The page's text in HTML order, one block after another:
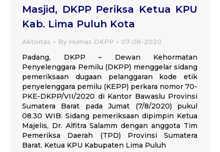
Masjid, DKPP Periksa Ketua KPU
Kab. Lima Puluh Kota
Aktivitas By Humas DKPP 07-08-2020
Padang, DKPP – Dewan Kehormatan
Penyelenggara Pemilu (DKPP) menggelar sidang
pemeriksaan dugaan pelanggaran kode etik
penyelenggara pemilu (KEPP) perkara nomor 70-
PKE-DKPP/VII/2020 di Kantor Bawaslu Provinsi
Sumatera Barat pada Jumat (7/8/2020) pukul
08.30 WIB. Sidang pemeriksaan dipimpin Ketua
Majelis, Dr. Alfitra Salamm dengan anggota Tim
Pemeriksa Daerah (TPD) Provinsi Sumatera
Barat. Ketua KPU Kabupaten Lima Puluh